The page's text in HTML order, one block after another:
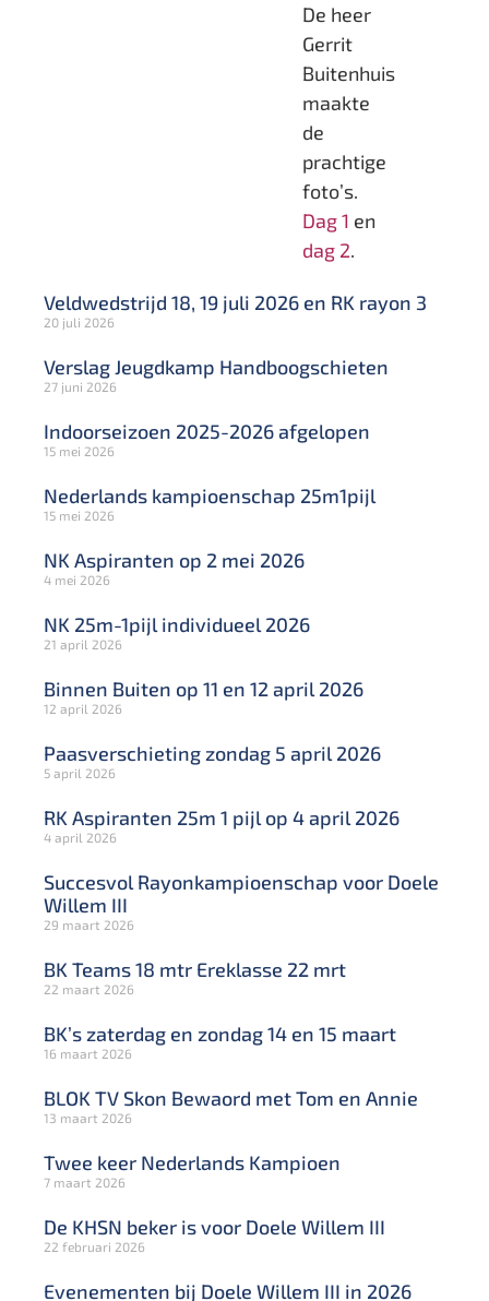
De heer
Gerrit
Buitenhuis
maakte
de
prachtige
foto’s.
Dag 1 en
dag 2.
Veldwedstrijd 18, 19 juli 2026 en RK rayon 3
20 juli 2026
Verslag Jeugdkamp Handboogschieten
27 juni 2026
Indoorseizoen 2025-2026 afgelopen
15 mei 2026
Nederlands kampioenschap 25m1pijl
15 mei 2026
NK Aspiranten op 2 mei 2026
4 mei 2026
NK 25m-1pijl individueel 2026
21 april 2026
Binnen Buiten op 11 en 12 april 2026
12 april 2026
Paasverschieting zondag 5 april 2026
5 april 2026
RK Aspiranten 25m 1 pijl op 4 april 2026
4 april 2026
Succesvol Rayonkampioenschap voor Doele
Willem III
29 maart 2026
BK Teams 18 mtr Ereklasse 22 mrt
22 maart 2026
BK’s zaterdag en zondag 14 en 15 maart
16 maart 2026
BLOK TV Skon Bewaord met Tom en Annie
13 maart 2026
Twee keer Nederlands Kampioen
7 maart 2026
De KHSN beker is voor Doele Willem III
22 februari 2026
Evenementen bij Doele Willem III in 2026